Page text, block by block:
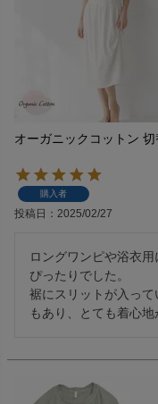
オーガニックコットン
購入者
投稿日 2025/02/27
ロングワンピや浴衣
ぴったりでした。
裾にスリットが入っ
もあり、とても着心地